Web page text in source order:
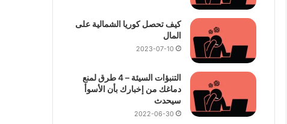
كيف تحصل كوريا الشمالية على
المال
2023-07-10
التنبؤات السيئة – 4 طرق لمنع
دماغك من إخبارك بأن الأسوأ
سيحدث
2022-06-30